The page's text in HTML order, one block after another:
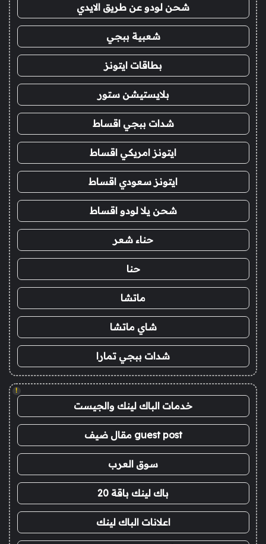
شحن لودو عن طريق الايدي
شعبية ببجي
بطاقات ايتونز
بلايستيشن ستور
شدات ببجي اقساط
ايتونز امريكي اقساط
ايتونز سعودي اقساط
شحن يلا لودو اقساط
حناء شعر
حنا
ماتشا
شاي ماتشا
شدات ببجي تمارا
!
خدمات الباك لينك والجيست
guest post مقال ضيف
سوق العرب
باك لينك باقة 20
اعلانات الباك لينك